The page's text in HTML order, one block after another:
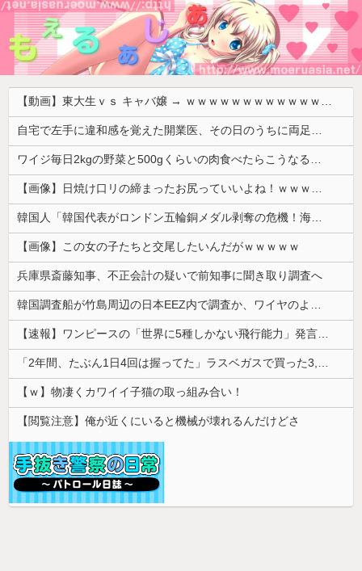
【動画】東大生ｖｓ キャバ嬢 → ｗｗｗｗｗｗｗｗｗｗｗｗｗｗｗｗｗｗ
自宅で左手に違和感を覚えた開業医、その日のうちに両足が動かなくなり入院すると……
ワイジ毎日2kgの野菜と500gくらいの肉食べたらこうなるｗｗｗ
【画像】日焼け口リの締まったお尻っていいよね！ｗｗｗｗｗ
韓国人「韓国代表がロンドン五輪銅メダル剥奪の危機！海外メディアが『時効の壁を越えてIOCの調査対象になり得る』と報道！」
【画像】この女の子たちと交尾したいんだがｗｗｗｗｗ
兵庫県斎藤知事、不正会計の疑いで前知事に聞き取り調査へ
韓国調査船が竹島周辺の日本EEZ内で調査か、ワイヤのようなもの海中に投入…外務省が抗議！
【速報】ワンピースの「世界に5種しかない飛行能力」発言の謎が解けるww..
「2年間、たぶん1日4回は握ってた」ラスベガスで買った3,000円のキーホルダーを調べたら
【ｗ】物凄くカワイイ子猫の取っ組み合い！
【閲覧注意】俺が近くにいると機械が壊れるんだけどさ